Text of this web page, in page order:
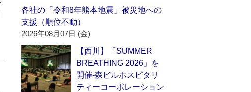
各社の「令和8年熊本地震」被災地への
支援（順位不動）
2026年08月07日 (金)
【西川】「SUMMER
BREATHING 2026」を
開催‐森ビルホスピタリ
ティーコーポレーション